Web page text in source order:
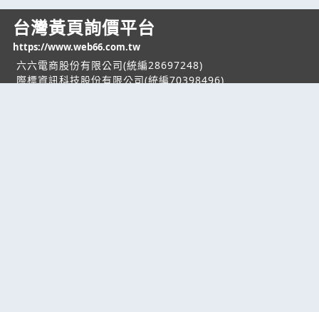
台灣黃頁詢價平台
https://www.web66.com.tw
六六電商股份有限公司(統編28697248)
際標資訊科技股份有限公司(統編70398496)